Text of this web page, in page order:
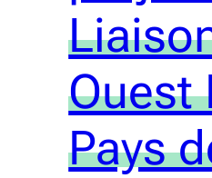
Ouest
Pays